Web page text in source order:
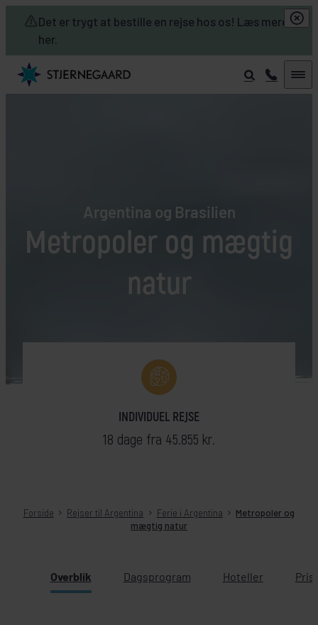
Det er trygt at bestille en rejse hos os! Læs mere
her.
Skip to main content
Argentina og Brasilien
Metropoler og mægtig
natur
INDIVIDUEL REJSE
18 dage fra 45.855 kr.
Forside Rejser til Argentina Ferie i Argentina
Metropoler og
mægtig natur
Overblik Dagsprogram Hoteller